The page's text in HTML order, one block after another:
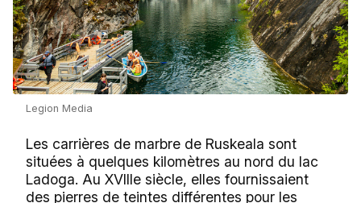
Legion Media
Les carrières de marbre de Ruskeala sont
situées à quelques kilomètres au nord du lac
Ladoga. Au XVIIIe siècle, elles fournissaient
des pierres de teintes différentes pour les